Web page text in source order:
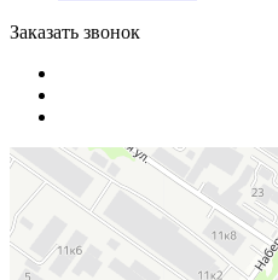
Заказать звонок